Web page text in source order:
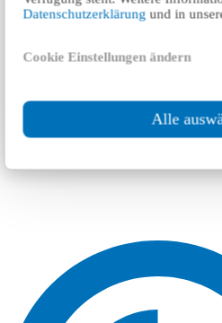
Datenschutzerklärung und in
Cookie Einstellungen ändern
Alle